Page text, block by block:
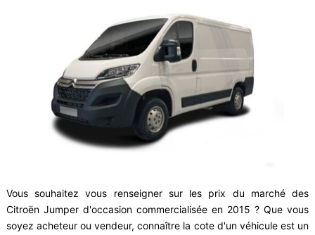
Vous souhaitez vous renseigner sur les prix du marché des
Citroën Jumper d'occasion commercialisée en 2015 ? Que vous
soyez acheteur ou vendeur, connaître la cote d'un véhicule est un